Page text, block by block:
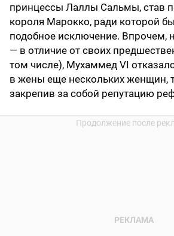
принцессы Лаллы Сальмы, став
короля Марокко, ради которой
подобное исключение. Впрочем,
— в отличие от своих
том числе), Мухаммед VI
в жены еще нескольких женщин,
закрепив за собой репутацию